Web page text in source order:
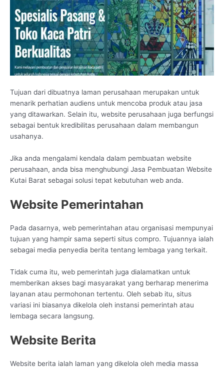
Tujuan dari dibuatnya laman perusahaan merupakan untuk
menarik perhatian audiens untuk mencoba produk atau jasa
yang ditawarkan. Selain itu, website perusahaan juga berfungsi
sebagai bentuk kredibilitas perusahaan dalam membangun
usahanya.
Jika anda mengalami kendala dalam pembuatan website
perusahaan, anda bisa menghubungi Jasa Pembuatan Website
Kutai Barat sebagai solusi tepat kebutuhan web anda.
Website Pemerintahan
Pada dasarnya, web pemerintahan atau organisasi mempunyai
tujuan yang hampir sama seperti situs compro. Tujuannya ialah
sebagai media penyedia berita tentang lembaga yang terkait.
Tidak cuma itu, web pemerintah juga dialamatkan untuk
memberikan akses bagi masyarakat yang berharap menerima
layanan atau permohonan tertentu. Oleh sebab itu, situs
variasi ini biasanya dikelola oleh instansi pemerintah atau
lembaga secara langsung.
Website Berita
Website berita ialah laman yang dikelola oleh media massa